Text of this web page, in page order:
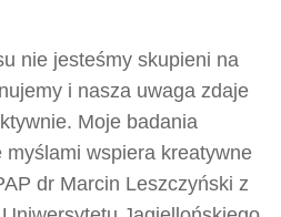
nie jesteśmy skupieni na
i nasza uwaga zdaje
Moje badania
myślami wspiera kreatywne
dr Marcin Leszczyński z